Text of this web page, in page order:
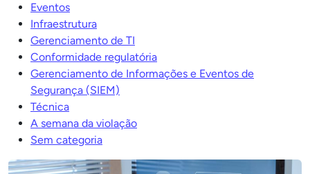
Eventos
Infraestrutura
Gerenciamento de TI
Conformidade regulatória
Gerenciamento de Informações e Eventos de
Segurança (SIEM)
Técnica
A semana da violação
Sem categoria